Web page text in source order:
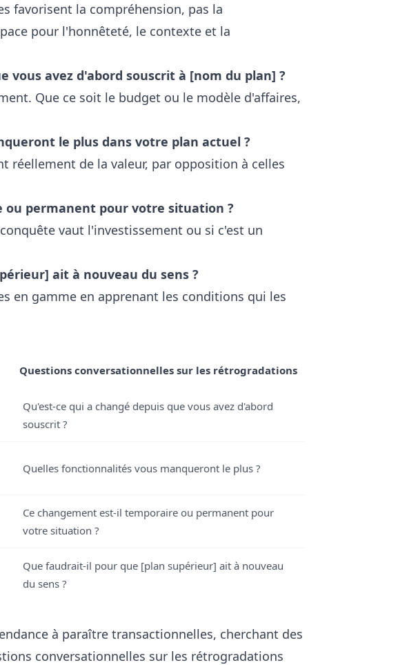
favorisent la compréhension, pas la
pour l'honnêteté, le contexte et la
vous avez d'abord souscrit à [nom du plan] ?
Que ce soit le budget ou le modèle d'affaires,
le plus dans votre plan actuel ?
réellement de la valeur, par opposition à celles
ou permanent pour votre situation ?
vaut l'investissement ou si c'est un
ait à nouveau du sens ?
en gamme en apprenant les conditions qui les
Questions conversationnelles sur les rétrogradations
Qu'est-ce qui a changé depuis que vous avez d'abord
souscrit ?
Quelles fonctionnalités vous manqueront le plus ?
Ce changement est-il temporaire ou permanent pour
votre situation ?
Que faudrait-il pour que [plan supérieur] ait à nouveau
du sens ?
à paraître transactionnelles, cherchant des
conversationnelles sur les rétrogradations